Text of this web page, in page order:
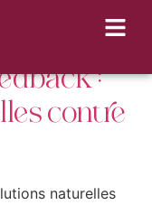
:
contre
naturelles